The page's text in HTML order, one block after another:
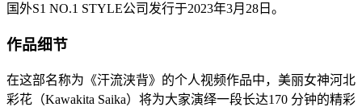
国外S1 NO.1 STYLE公司发行于2023年3月28日。
作品细节
在这部名称为《汗流浃背》的个人视频作品中，美丽女神河北
彩花（Kawakita Saika）将为大家演绎一段长达170 分钟的精彩